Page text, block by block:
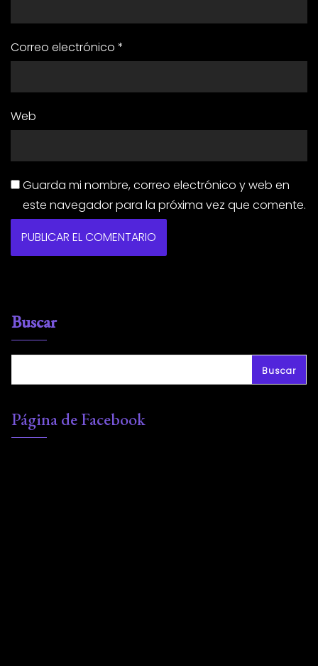
Correo electrónico *
Web
Guarda mi nombre, correo electrónico y web en
este navegador para la próxima vez que comente.
Buscar
Buscar
Página de Facebook